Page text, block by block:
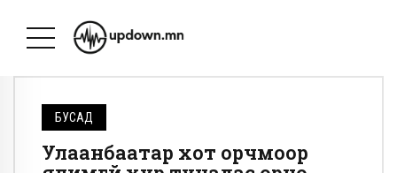
БУСАД
Улаанбаатар хот орчмоор